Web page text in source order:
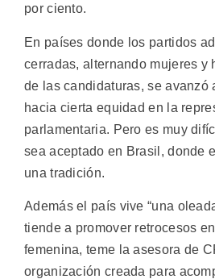
por ciento.
En países donde los partidos
cerradas, alternando mujeres y
de las candidaturas, se avanzó
hacia cierta equidad en la
parlamentaria. Pero es muy
sea aceptado en Brasil, donde
una tradición.
Además el país vive “una
tiende a promover retrocesos
femenina, teme la asesora de
organización creada para